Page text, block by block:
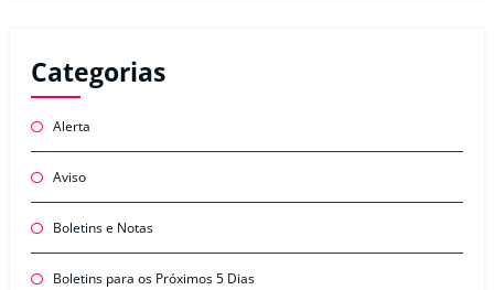
Categorias
Alerta
Aviso
Boletins e Notas
Boletins para os Próximos 5 Dias